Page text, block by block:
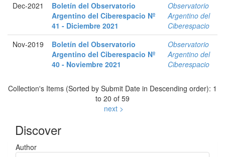
Dec-2021
Boletín del Observatorio
Argentino del Ciberespacio Nº
41 - Diciembre 2021
Observatorio
Argentino del
Ciberespacio
Nov-2019
Boletín del Observatorio
Argentino del Ciberespacio Nº
40 - Noviembre 2021
Observatorio
Argentino del
Ciberespacio
Collection's Items (Sorted by Submit Date in Descending order): 1
to 20 of 59
next >
Discover
Author